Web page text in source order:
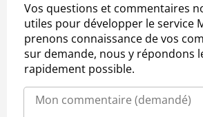
Vos questions et commentaires
utiles pour développer le service
prenons connaissance de vos
sur demande, nous y répondons
rapidement possible.